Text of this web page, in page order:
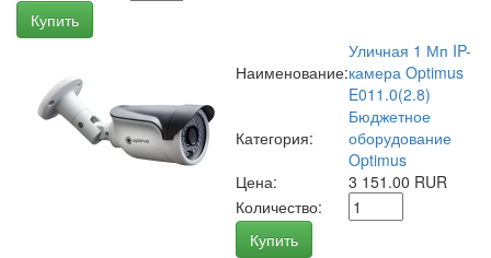
Купить
Наименование:
Уличная 1 Мп IP-
камера Optimus
E011.0(2.8)
Категория:
Бюджетное
оборудование
Optimus
Цена:
3 151.00 RUR
Количество:
Купить